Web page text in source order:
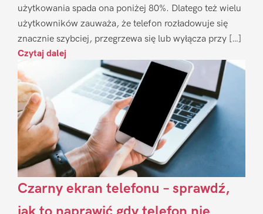
użytkowania spada ona poniżej 80%. Dlatego też wielu
użytkowników zauważa, że telefon rozładowuje się
znacznie szybciej, przegrzewa się lub wyłącza przy […]
Czytaj dalej
Czarny ekran telefonu – sprawdź,